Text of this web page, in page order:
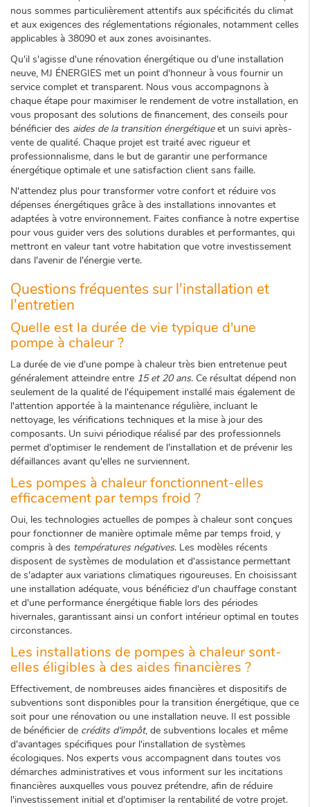
nous sommes particulièrement attentifs aux spécificités du climat
et aux exigences des réglementations régionales, notamment celles
applicables à 38090 et aux zones avoisinantes.
Qu'il s'agisse d'une rénovation énergétique ou d'une installation
neuve, MJ ÉNERGIES met un point d'honneur à vous fournir un
service complet et transparent. Nous vous accompagnons à
chaque étape pour maximiser le rendement de votre installation, en
vous proposant des solutions de financement, des conseils pour
bénéficier des aides de la transition énergétiqueet un suivi après-
vente de qualité. Chaque projet est traité avec rigueur et
professionnalisme, dans le but de garantir une performance
énergétique optimale et une satisfaction client sans faille.
N'attendez plus pour transformer votre confort et réduire vos
dépenses énergétiques grâce à des installations innovantes et
adaptées à votre environnement. Faites confiance à notre expertise
pour vous guider vers des solutions durables et performantes, qui
mettront en valeur tant votre habitation que votre investissement
dans l'avenir de l'énergie verte.
Questions fréquentes sur l'installation et
l'entretien
Quelle est la durée de vie typique d'une
pompe à chaleur ?
La durée de vie d'une pompe à chaleur très bien entretenue peut
généralement atteindre entre 15 et 20 ans. Ce résultat dépend non
seulement de la qualité de l'équipement installé mais également de
l'attention apportée à la maintenance régulière, incluant le
nettoyage, les vérifications techniques et la mise à jour des
composants. Un suivi périodique réalisé par des professionnels
permet d'optimiser le rendement de l'installation et de prévenir les
défaillances avant qu'elles ne surviennent.
Les pompes à chaleur fonctionnent-elles
efficacement par temps froid ?
Oui, les technologies actuelles de pompes à chaleur sont conçues
pour fonctionner de manière optimale même par temps froid, y
compris à des températures négatives. Les modèles récents
disposent de systèmes de modulation et d'assistance permettant
de s'adapter aux variations climatiques rigoureuses. En choisissant
une installation adéquate, vous bénéficiez d'un chauffage constant
et d'une performance énergétique fiable lors des périodes
hivernales, garantissant ainsi un confort intérieur optimal en toutes
circonstances.
Les installations de pompes à chaleur sont-
elles éligibles à des aides financières ?
Effectivement, de nombreuses aides financières et dispositifs de
subventions sont disponibles pour la transition énergétique, que ce
soit pour une rénovation ou une installation neuve. Il est possible
de bénéficier de crédits d'impôt, de subventions locales et même
d'avantages spécifiques pour l'installation de systèmes
écologiques. Nos experts vous accompagnent dans toutes vos
démarches administratives et vous informent sur les incitations
financières auxquelles vous pouvez prétendre, afin de réduire
l'investissement initial et d'optimiser la rentabilité de votre projet.